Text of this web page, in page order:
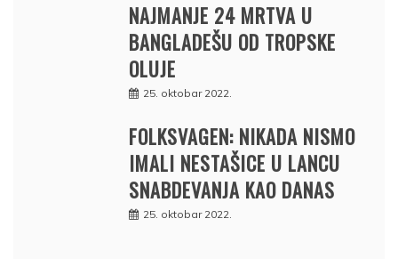
NAJMANJE 24 MRTVA U
BANGLADEŠU OD TROPSKE
OLUJE
25. oktobar 2022.
FOLKSVAGEN: NIKADA NISMO
IMALI NESTAŠICE U LANCU
SNABDEVANJA KAO DANAS
25. oktobar 2022.